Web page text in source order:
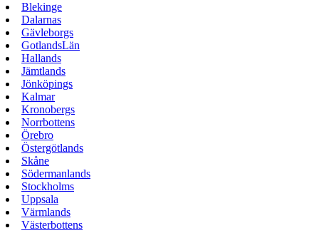
Blekinge
Dalarnas
Gävleborgs
GotlandsLän
Hallands
Jämtlands
Jönköpings
Kalmar
Kronobergs
Norrbottens
Örebro
Östergötlands
Skåne
Södermanlands
Stockholms
Uppsala
Värmlands
Västerbottens